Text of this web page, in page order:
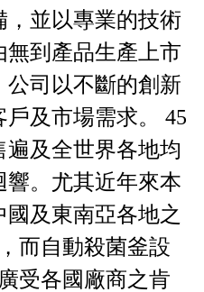
，並以專業的技術
到產品生產上市
司以不斷的創新
及市場需求。 45
及全世界各地均
。尤其近年來本
及東南亞各地之
而自動殺菌釜設
受各國廠商之肯